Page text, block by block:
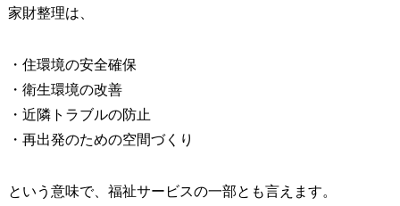
家財整理は、
・住環境の安全確保
・衛生環境の改善
・近隣トラブルの防止
・再出発のための空間づくり
という意味で、福祉サービスの一部とも言えます。